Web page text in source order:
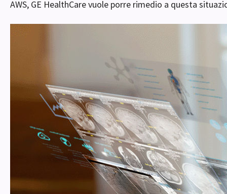
AWS, GE HealthCare vuole porre rimedio a questa